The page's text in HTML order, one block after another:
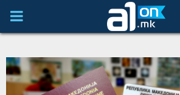
P
I